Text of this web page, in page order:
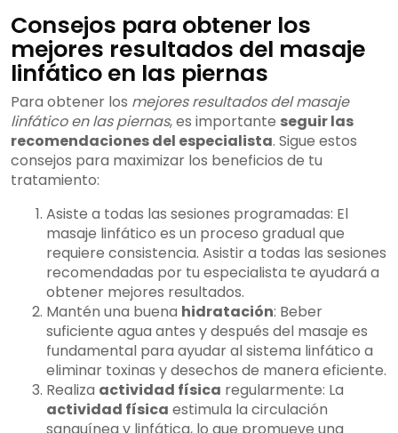
Consejos para obtener los
mejores resultados del masaje
linfático en las piernas
Para obtener los mejores resultados del masaje
linfático en las piernas, es importante seguir las
recomendaciones del especialista. Sigue estos
consejos para maximizar los beneficios de tu
tratamiento:
Asiste a todas las sesiones programadas: El
masaje linfático es un proceso gradual que
requiere consistencia. Asistir a todas las sesiones
recomendadas por tu especialista te ayudará a
obtener mejores resultados.
Mantén una buena hidratación: Beber
suficiente agua antes y después del masaje es
fundamental para ayudar al sistema linfático a
eliminar toxinas y desechos de manera eficiente.
Realiza actividad física regularmente: La
actividad física estimula la circulación